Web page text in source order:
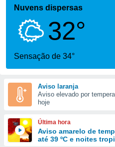
foi
fornecidas
a este
das
e
forma
digital
Nuvens dispersas
32°
Sensação de 34°
Aviso laranja
Aviso elevado por
hoje
Última hora
Aviso amarelo de
até 39 ºC e noites